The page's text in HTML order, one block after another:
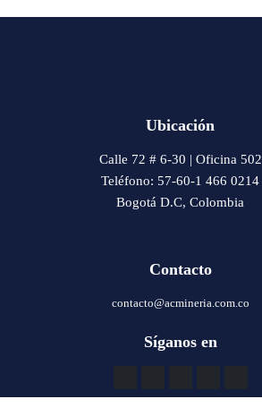
Ubicación
Calle 72 # 6-30 | Oficina 502
Teléfono: 57-60-1 466 0214
Bogotá D.C, Colombia
Contacto
contacto@acmineria.com.co
Síganos en